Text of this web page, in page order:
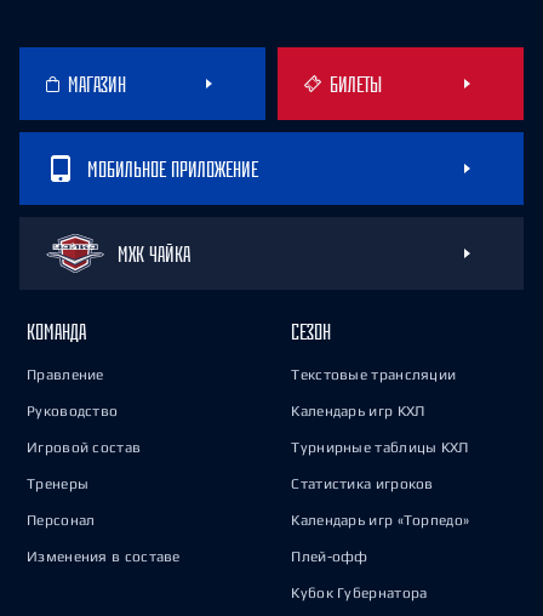
МАГАЗИН БИЛЕТЫ
МОБИЛЬНОЕ ПРИЛОЖЕНИЕ
МХК ЧАЙКА
КОМАНДА
Правление
Руководство
Игровой состав
Тренеры
Персонал
Изменения в составе
СЕЗОН
Текстовые трансляции
Календарь игр КХЛ
Турнирные таблицы КХЛ
Статистика игроков
Календарь игр «Торпедо»
Плей-офф
Кубок Губернатора